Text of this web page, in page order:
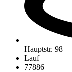
Hauptstr. 98
Lauf
77886